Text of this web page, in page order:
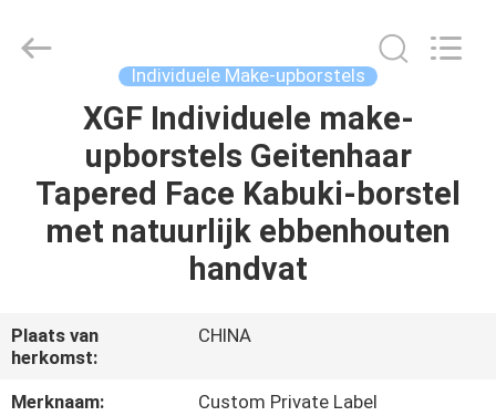
PRODUCTEN
FABRIEKSREIS
Chanmy
Cosmetics
Individuele Make-upborstels
XGF Individuele make-
upborstels Geitenhaar
Tapered Face Kabuki-borstel
met natuurlijk ebbenhouten
handvat
Plaats van
herkomst:
CHINA
Merknaam:
Custom Private Label